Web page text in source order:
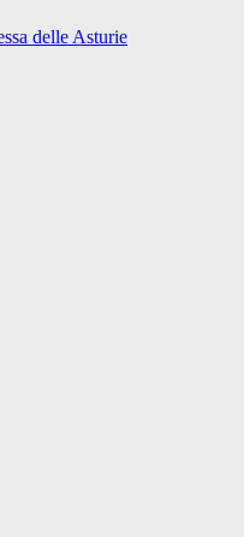
delle Asturie